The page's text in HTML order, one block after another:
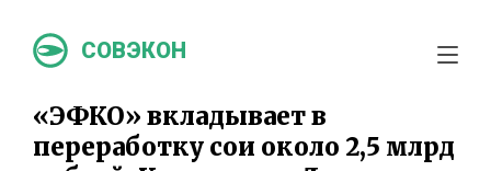
СОВЭКОН
«ЭФКО» вкладывает в
переработку сои около 2,5 млрд